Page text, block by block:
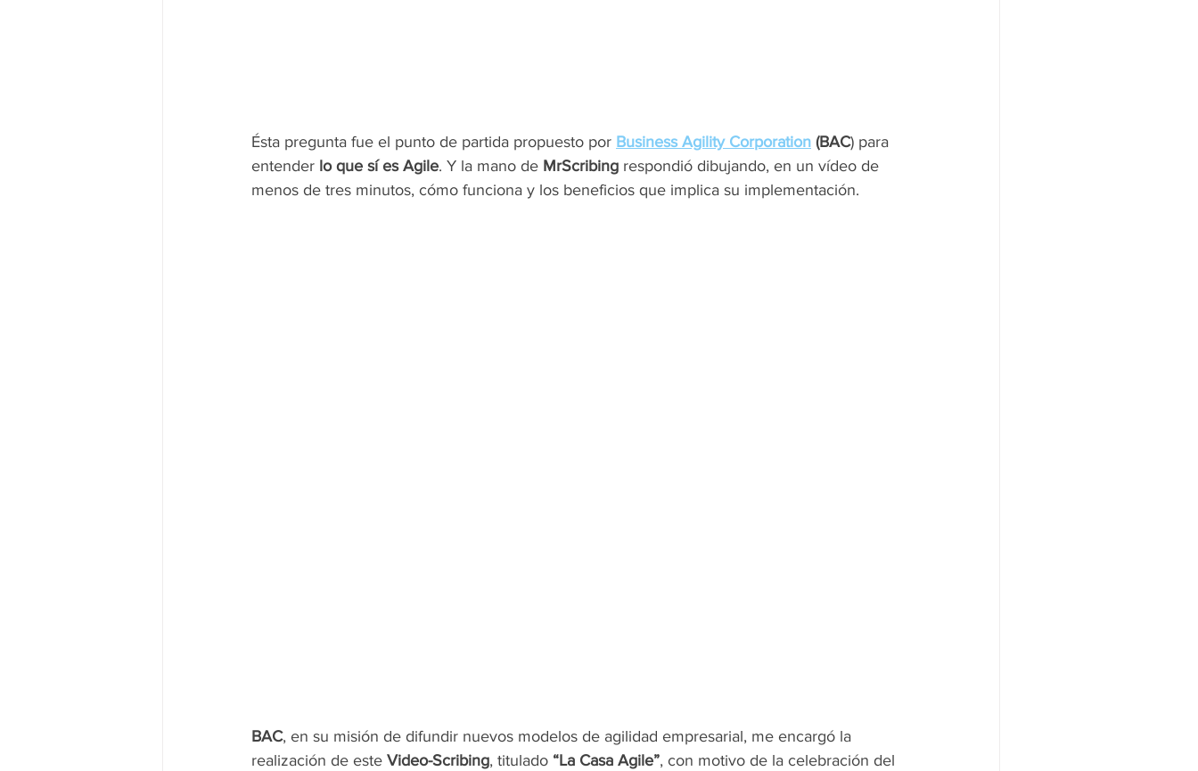
Ésta pregunta fue el punto de partida propuesto por Business Agility Corporation (BAC) para
entender lo que sí es Agile. Y la mano de MrScribing respondió dibujando, en un vídeo de
menos de tres minutos, cómo funciona y los beneficios que implica su implementación.
BAC, en su misión de difundir nuevos modelos de agilidad empresarial, me encargó la
realización de este Video-Scribing, titulado “La Casa Agile”, con motivo de la celebración del